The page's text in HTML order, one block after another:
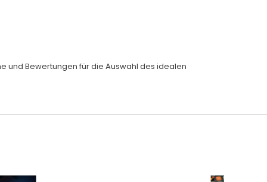
und Bewertungen für die Auswahl des idealen